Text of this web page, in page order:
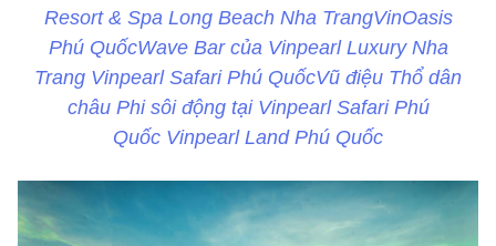
Resort & Spa Long Beach Nha TrangVinOasis
Phú QuốcWave Bar của Vinpearl Luxury Nha
Trang Vinpearl Safari Phú QuốcVũ điệu Thổ dân
châu Phi sôi động tại Vinpearl Safari Phú
Quốc Vinpearl Land Phú Quốc